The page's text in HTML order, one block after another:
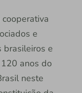
e
brasileiros e
anos do
neste